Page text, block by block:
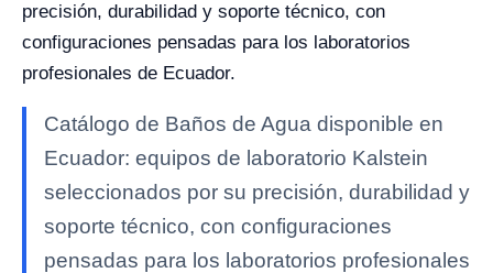
precisión, durabilidad y soporte técnico, con
configuraciones pensadas para los laboratorios
profesionales de Ecuador.
Catálogo de Baños de Agua disponible en
Ecuador: equipos de laboratorio Kalstein
seleccionados por su precisión, durabilidad y
soporte técnico, con configuraciones
pensadas para los laboratorios profesionales